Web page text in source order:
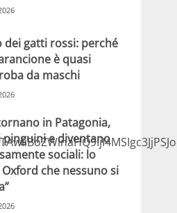
dei gatti rossi: perché
è quasi
da maschi
in Patagonia,
e diventano
sociali: lo
che nessuno si